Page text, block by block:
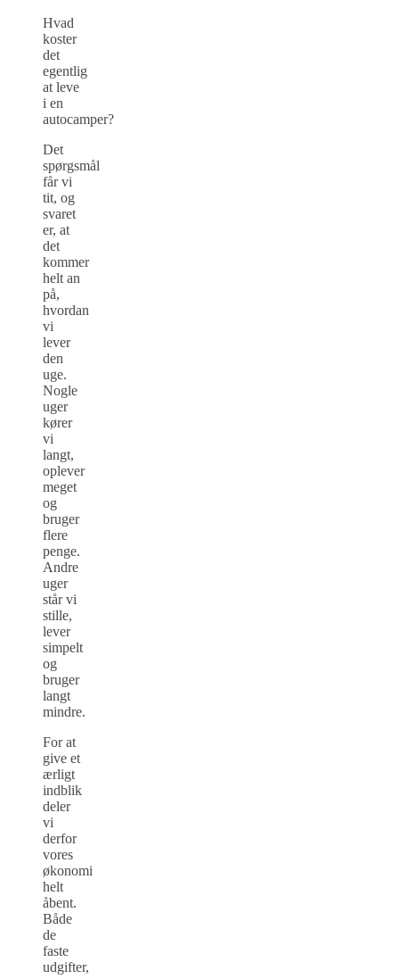
Hvad
koster
det
egentlig
at leve
i en
autocamper?
Det
spørgsmål
får vi
tit, og
svaret
er, at
det
kommer
helt an
på,
hvordan
vi
lever
den
uge.
Nogle
uger
kører
vi
langt,
oplever
meget
og
bruger
flere
penge.
Andre
uger
står vi
stille,
lever
simpelt
og
bruger
langt
mindre.
For at
give et
ærligt
indblik
deler
vi
derfor
vores
økonomi
helt
åbent.
Både
de
faste
udgifter,